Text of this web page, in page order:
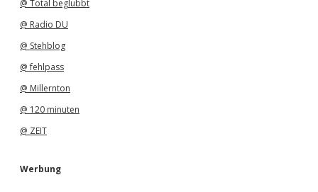
@ Total beglubbt
@ Radio DU
@ Stehblog
@ fehlpass
@ Millernton
@ 120 minuten
@ ZEIT
Werbung